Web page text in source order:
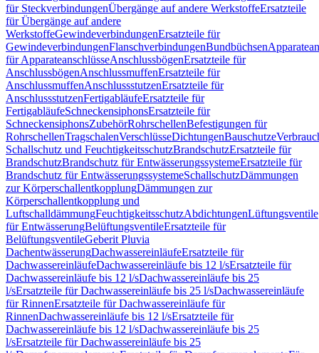
für SteckverbindungenÜbergänge auf andere WerkstoffeErsatzteile
für Übergänge auf andere
WerkstoffeGewindeverbindungenErsatzteile für
GewindeverbindungenFlanschverbindungenBundbüchsen
für ApparateanschlüsseAnschlussbögenErsatzteile für
AnschlussbögenAnschlussmuffenErsatzteile für
AnschlussmuffenAnschlussstutzenErsatzteile für
AnschlussstutzenFertigabläufeErsatzteile für
FertigabläufeSchneckensiphonsErsatzteile für
SchneckensiphonsZubehörRohrschellenBefestigungen für
RohrschellenTragschalenVerschlüsseDichtungenBauschutze
Schallschutz und FeuchtigkeitsschutzBrandschutzErsatzteile für
BrandschutzBrandschutz für EntwässerungssystemeErsatzteile für
Brandschutz für EntwässerungssystemeSchallschutzDämmungen
zur KörperschallentkopplungDämmungen zur
Körperschallentkopplung und
LuftschalldämmungFeuchtigkeitsschutzAbdichtungenLüftungsventile
für EntwässerungBelüftungsventileErsatzteile für
BelüftungsventileGeberit Pluvia
DachentwässerungDachwassereinläufeErsatzteile für
DachwassereinläufeDachwassereinläufe bis 12 l/sErsatzteile für
Dachwassereinläufe bis 12 l/sDachwassereinläufe bis 25
l/sErsatzteile für Dachwassereinläufe bis 25 l/sDachwassereinläufe
für RinnenErsatzteile für Dachwassereinläufe für
RinnenDachwassereinläufe bis 12 l/sErsatzteile für
Dachwassereinläufe bis 12 l/sDachwassereinläufe bis 25
l/sErsatzteile für Dachwassereinläufe bis 25